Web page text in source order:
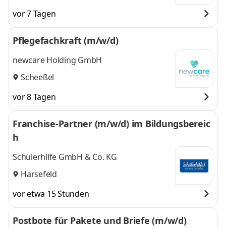
vor 7 Tagen
Pflegefachkraft (m/w/d)
newcare Holding GmbH
Scheeßel
vor 8 Tagen
Franchise-Partner (m/w/d) im Bildungsbereic
h
Schülerhilfe GmbH & Co. KG
Harsefeld
vor etwa 15 Stunden
Postbote für Pakete und Briefe (m/w/d)